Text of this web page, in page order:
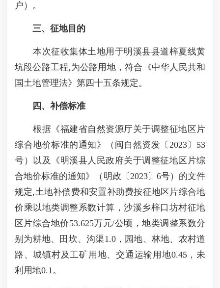
户）。
三、征地目的
本次征收集体土地用于明溪县县道梓夏线黄
坑段公路工程,为公路用地，符合《中华人民共和
国土地管理法》第四十五条规定。
四、补偿标准
根据《福建省自然资源厅关于调整征地区片
综合地价标准的通知》（闽自然资发〔2023〕53
号）以及《明溪县人民政府关于调整征地区片综
合地价标准的通知》（明政〔2023〕6号）的文件
规定,土地补偿费和安置补助费按征地区片综合地
价乘以地类调整系数计算，沙溪乡梓口坊村征地
区片综合地价53.625万元/公顷，地类调整系数分
别为耕地、田坎、沟渠1.0，园地、林地、农村道
路、城镇村及工矿用地、交通运输用地0.45，未
利用地0.1。